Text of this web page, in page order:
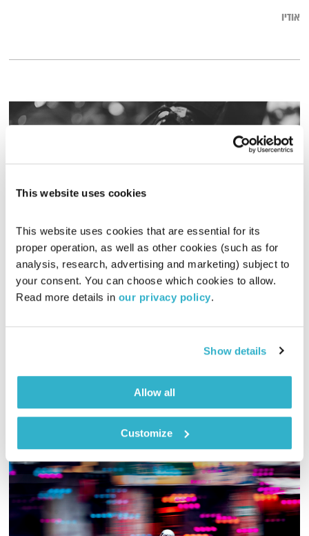
This website uses cookies
This website uses cookies that are essential for its
proper operation, as well as other cookies (such as for
analysis, research, advertising and marketing) subject to
your consent. You can choose which cookies to allow.
Read more details in our privacy policy.
Show details
Allow all
Customize
אודיו
התעוררות – 11.12.24
התעוררות
גליה גלעדי
בעריכתה ובהגשתה
אודיו